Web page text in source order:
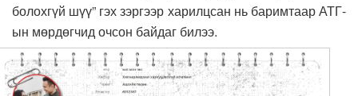
болохгүй шүү” гэх зэргээр харилцсан нь баримтаар АТГ-
ын мөрдөгчид очсон байдаг билээ.